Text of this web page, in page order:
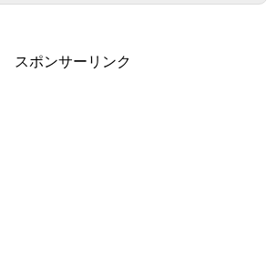
スポンサーリンク